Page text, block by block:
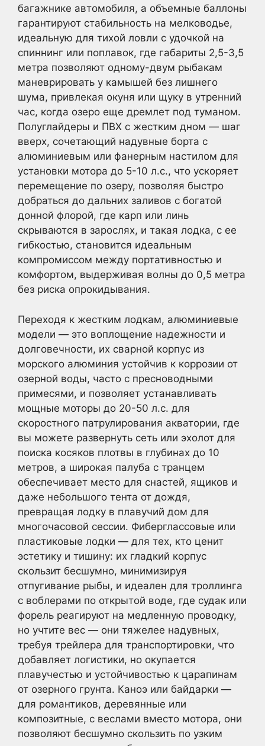
багажнике автомобиля, а объемные баллоны
гарантируют стабильность на мелководье,
идеальную для тихой ловли с удочкой на
спиннинг или поплавок, где габариты 2,5-3,5
метра позволяют одному-двум рыбакам
маневрировать у камышей без лишнего
шума, привлекая окуня или щуку в утренний
час, когда озеро еще дремлет под туманом.
Полуглайдеры и ПВХ с жестким дном — шаг
вверх, сочетающий надувные борта с
алюминиевым или фанерным настилом для
установки мотора до 5-10 л.с., что ускоряет
перемещение по озеру, позволяя быстро
добраться до дальних заливов с богатой
донной флорой, где карп или линь
скрываются в зарослях, и такая лодка, с ее
гибкостью, становится идеальным
компромиссом между портативностью и
комфортом, выдерживая волны до 0,5 метра
без риска опрокидывания.
Переходя к жестким лодкам, алюминиевые
модели — это воплощение надежности и
долговечности, их сварной корпус из
морского алюминия устойчив к коррозии от
озерной воды, часто с пресноводными
примесями, и позволяет устанавливать
мощные моторы до 20-50 л.с. для
скоростного патрулирования акватории, где
вы можете развернуть сеть или эхолот для
поиска косяков плотвы в глубинах до 10
метров, а широкая палуба с транцем
обеспечивает место для снастей, ящиков и
даже небольшого тента от дождя,
превращая лодку в плавучий дом для
многочасовой сессии. Фиберглассовые или
пластиковые лодки — для тех, кто ценит
эстетику и тишину: их гладкий корпус
скользит бесшумно, минимизируя
отпугивание рыбы, и идеален для троллинга
с воблерами по открытой воде, где судак или
форель реагируют на медленную проводку,
но учтите вес — они тяжелее надувных,
требуя трейлера для транспортировки, что
добавляет логистики, но окупается
плавучестью и устойчивостью к царапинам
от озерного грунта. Каноэ или байдарки —
для романтиков, деревянные или
композитные, с веслами вместо мотора, они
позволяют бесшумно скользить по узким